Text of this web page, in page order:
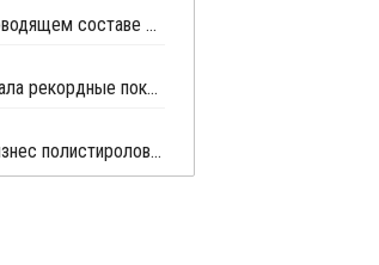
Произошли изменения в руководящем составе Styrolution
Styrolution продемонстрировала рекордные показатели в 2013 году
Styrolution укрепляет свой бизнес полистиролов в Северной Америке